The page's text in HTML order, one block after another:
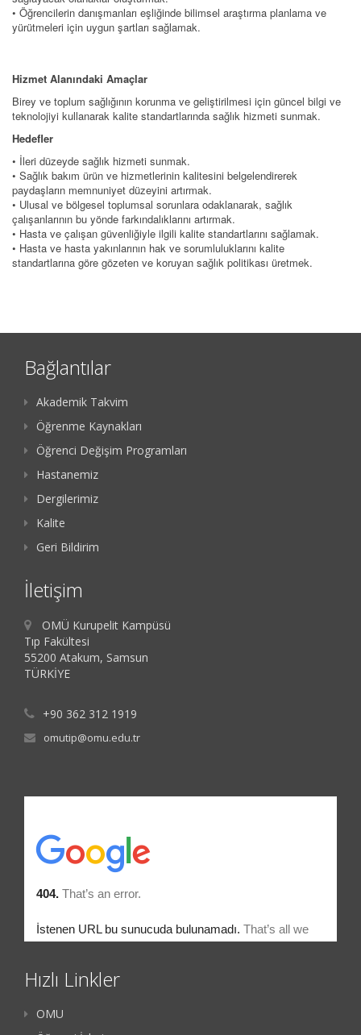
• Öğrencilerin danışmanları eşliğinde bilimsel araştırma planlama ve
yürütmeleri için uygun şartları sağlamak.
Hizmet Alanındaki Amaçlar
Birey ve toplum sağlığının korunma ve geliştirilmesi için güncel bilgi ve
teknolojiyi kullanarak kalite standartlarında sağlık hizmeti sunmak.
Hedefler
• İleri düzeyde sağlık hizmeti sunmak.
• Sağlık bakım ürün ve hizmetlerinin kalitesini belgelendirerek
paydaşların memnuniyet düzeyini artırmak.
• Ulusal ve bölgesel toplumsal sorunlara odaklanarak, sağlık
çalışanlarının bu yönde farkındalıklarını artırmak.
• Hasta ve çalışan güvenliğiyle ilgili kalite standartlarını sağlamak.
• Hasta ve hasta yakınlarının hak ve sorumluluklarını kalite
standartlarına göre gözeten ve koruyan sağlık politikası üretmek.
Bağlantılar
Akademik Takvim
Öğrenme Kaynakları
Öğrenci Değişim Programları
Hastanemiz
Dergilerimiz
Kalite
Geri Bildirim
İletişim
OMÜ Kurupelit Kampüsü
Tıp Fakültesi
55200 Atakum, Samsun
TÜRKİYE
+90 362 312 1919
omutip@omu.edu.tr
Hızlı Linkler
OMU